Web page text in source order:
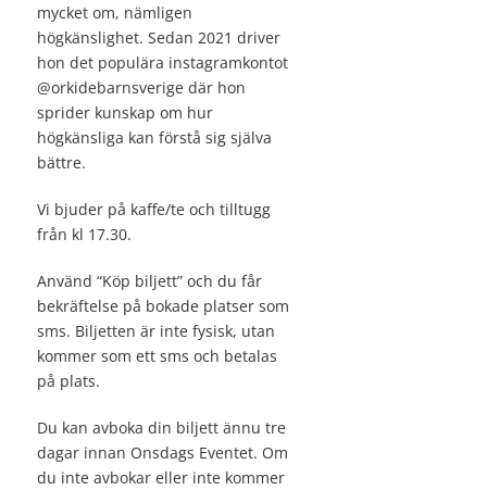
mycket om, nämligen
högkänslighet. Sedan 2021 driver
hon det populära instagramkontot
@orkidebarnsverige där hon
sprider kunskap om hur
högkänsliga kan förstå sig själva
bättre.
Vi bjuder på kaffe/te och tilltugg
från kl 17.30.
Använd “Köp biljett” och du får
bekräftelse på bokade platser som
sms. Biljetten är inte fysisk, utan
kommer som ett sms och betalas
på plats.
Du kan avboka din biljett ännu tre
dagar innan Onsdags Eventet. Om
du inte avbokar eller inte kommer